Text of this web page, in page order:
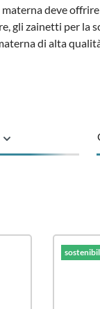
deve
gli zainetti per
di alta